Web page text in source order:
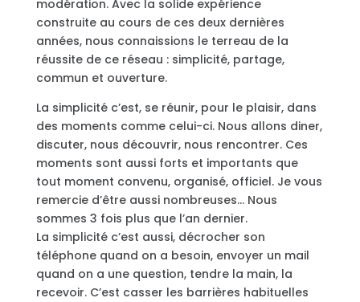
modération. Avec la solide expérience
construite au cours de ces deux dernières
années, nous connaissions le terreau de la
réussite de ce réseau : simplicité, partage,
commun et ouverture.
La simplicité c’est, se réunir, pour le plaisir, dans
des moments comme celui-ci. Nous allons diner,
discuter, nous découvrir, nous rencontrer. Ces
moments sont aussi forts et importants que
tout moment convenu, organisé, officiel. Je vous
remercie d’être aussi nombreuses… Nous
sommes 3 fois plus que l’an dernier.
La simplicité c’est aussi, décrocher son
téléphone quand on a besoin, envoyer un mail
quand on a une question, tendre la main, la
recevoir. C’est casser les barrières habituelles